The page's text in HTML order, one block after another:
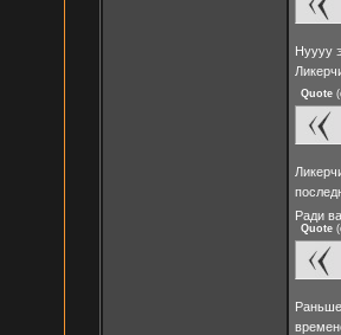
Нуууу
Quote (
Ради
Quote (